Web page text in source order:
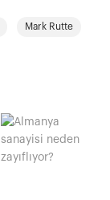
Mark Rutte